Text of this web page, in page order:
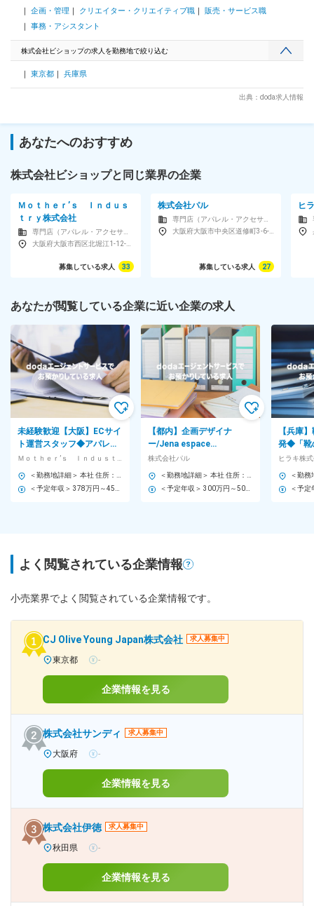
きる範囲も多く、数字感覚や戦略眼も磨けます。 ◎チームで
も個人でも活躍 基本はチームで連携しますが、展示会や現場
や商品を動かす面白さを実感できるポジションです。 ■はたら
き方 ・残業月10時間程度 ・フレックスタイム制あり（コアタ
イム:11:00～16:00） ・土日祝休みの完全週休二日制でプライ
ベートも充実 ・リモートワーク制度（月４回相談可能） ■同
社について： 服を“暮らしの道具”と捉え、上質で長く愛される
ドの買い付け・商品企画を担い、感性を活かして成長できる環
境です。 変更の範囲：会社の定める業務
企画・管理 クリエイター・クリエイティブ職
販売・サービス職
事務・アシスタント
株式会社ビショップの求人を勤務地で絞り込む
東京都 兵庫県
出典：doda求人情報
あなたへのおすすめ
株式会社ビショップと同じ業界の企業
Ｍｏｔｈｅｒ’ｓ Ｉｎｄｕｓ
ｔｒｙ株式会社
募集している求人 33
株式会社パル
募集している求人 27
ヒ
あなたが閲覧している企業に近い企業の求人
未経験歓迎【大阪】ECサイ
ト運営スタッフ◆アパレル
の撮影・原稿作成～人気ブ
ランドの発信を担う～
【都内】企画デザイナ
ー/Jena espace
merveilleux
株式会社パル
【兵庫
発◆「靴
上場／
ヒラキ株
よく閲覧されている企業情報
小売業界でよく閲覧されている企業情報です。
CJ Olive Young Japan株式会社 求人募集中
東京都 -
企業情報を見る
株式会社サンディ 求人募集中
大阪府 -
企業情報を見る
株式会社伊徳 求人募集中
秋田県 -
企業情報を見る